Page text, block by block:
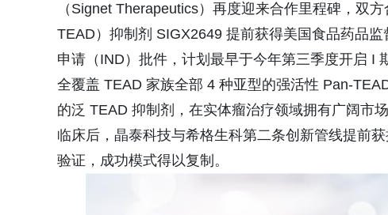
（Signet Therapeutics）再度迎来合作里程碑，双
TEAD）抑制剂 SIGX2649 提前获得美国食品药品
申请（IND）批件，计划最早于今年第三季度开启 I
全覆盖 TEAD 家族全部 4 种亚型的强活性 Pan-
的泛 TEAD 抑制剂，在实体瘤治疗领域拥有广阔市
临床后，晶泰科技与希格生科第二条创新管线提前
验证，成功模式得以复制。